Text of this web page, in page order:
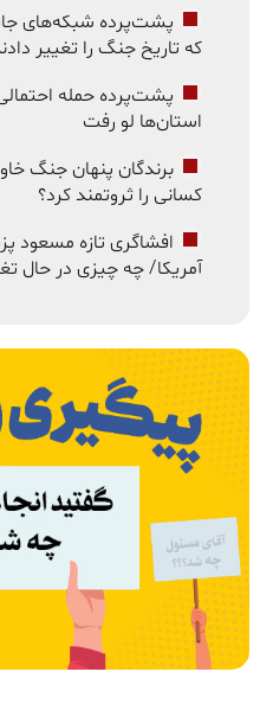
پشت‌پرده شبکه‌های
که تاریخ جنگ را تغییر
پشت‌پرده حمله
استان‌ها لو رفت
کسانی را ثروتمند کرد؟
افشاگری تازه مسعود
آمریکا/ چه چیزی در حال